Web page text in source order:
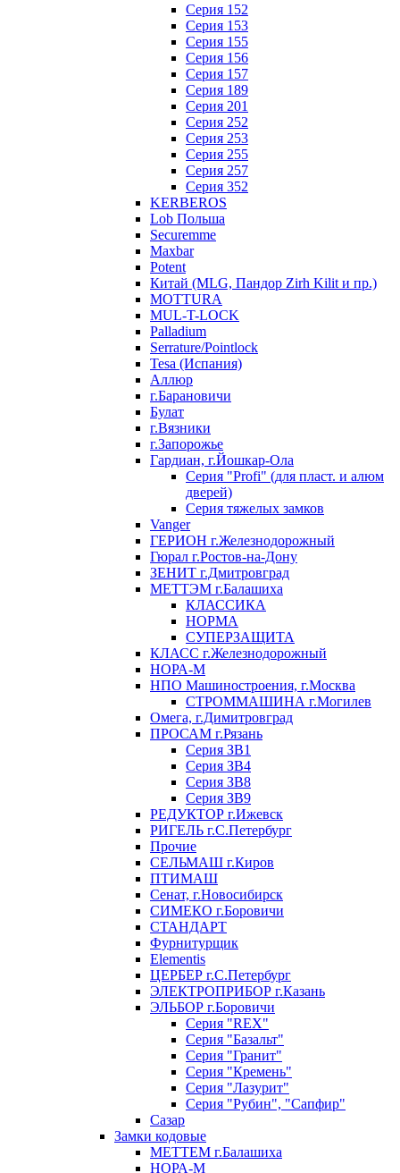
Серия 152
Серия 153
Серия 155
Серия 156
Серия 157
Серия 189
Серия 201
Серия 252
Серия 253
Серия 255
Серия 257
Серия 352
KERBEROS
Lob Польша
Securemme
Maxbar
Potent
Китай (MLG, Пандор Zirh Kilit и пр.)
MOTTURA
MUL-T-LOCK
Palladium
Serrature/Pointlock
Tesa (Испания)
Аллюр
г.Барановичи
Булат
г.Вязники
г.Запорожье
Гардиан, г.Йошкар-Ола
Серия "Profi" (для пласт. и алюм
дверей)
Серия тяжелых замков
Vanger
ГЕРИОН г.Железнодорожный
Гюрал г.Ростов-на-Дону
ЗЕНИТ г.Дмитровград
МЕТТЭМ г.Балашиха
КЛАССИКА
НОРМА
СУПЕРЗАЩИТА
КЛАСС г.Железнодорожный
НОРА-М
НПО Машиностроения, г.Москва
СТРОММАШИНА г.Могилев
Омега, г.Димитровград
ПРОСАМ г.Рязань
Серия ЗВ1
Серия ЗВ4
Серия ЗВ8
Серия ЗВ9
РЕДУКТОР г.Ижевск
РИГЕЛЬ г.С.Петербург
Прочие
СЕЛЬМАШ г.Киров
ПТИМАШ
Сенат, г.Новосибирск
СИМЕКО г.Боровичи
СТАНДАРТ
Фурнитурщик
Elementis
ЦЕРБЕР г.С.Петербург
ЭЛЕКТРОПРИБОР г.Казань
ЭЛЬБОР г.Боровичи
Серия "REX"
Серия "Базальт"
Серия "Гранит"
Серия "Кремень"
Серия "Лазурит"
Серия "Рубин", "Сапфир"
Сазар
Замки кодовые
МЕТТЕМ г.Балашиха
НОРА-М